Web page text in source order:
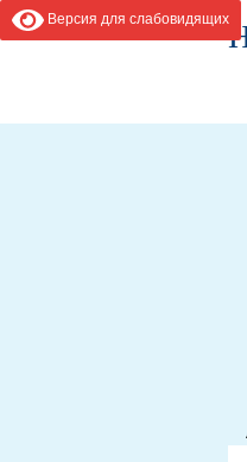
Версия для слабовидящих